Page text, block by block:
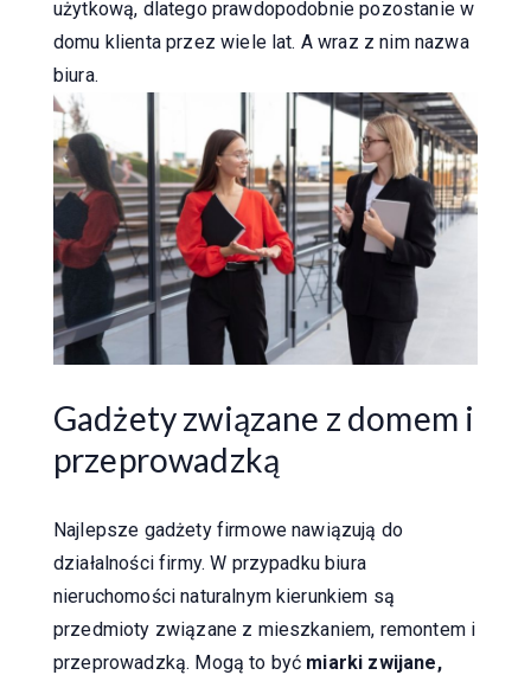
użytkową, dlatego prawdopodobnie pozostanie w
domu klienta przez wiele lat. A wraz z nim nazwa
biura.
Gadżety związane z domem i
przeprowadzką
Najlepsze gadżety firmowe nawiązują do
działalności firmy. W przypadku biura
nieruchomości naturalnym kierunkiem są
przedmioty związane z mieszkaniem, remontem i
przeprowadzką. Mogą to być miarki zwijane,